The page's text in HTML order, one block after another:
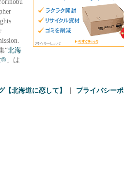
“北海
® 」は
【北海道に恋して】 プライバシー